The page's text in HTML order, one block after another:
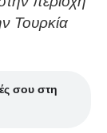
Τουρκία
σου στη